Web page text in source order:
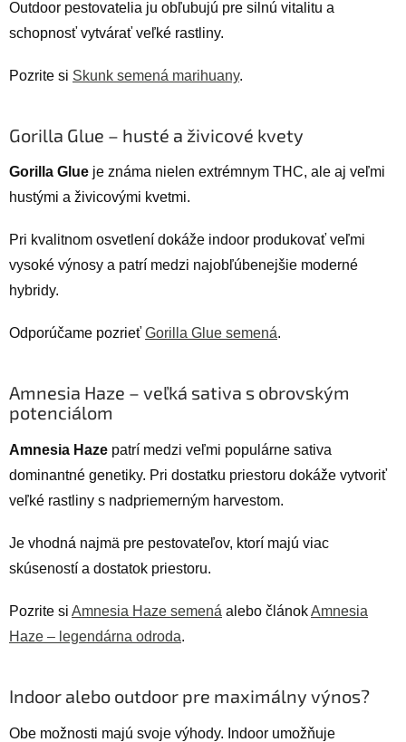
Outdoor pestovatelia ju obľubujú pre silnú vitalitu a
schopnosť vytvárať veľké rastliny.
Pozrite si Skunk semená marihuany.
Gorilla Glue – husté a živicové kvety
Gorilla Glue je známa nielen extrémnym THC, ale aj veľmi
hustými a živicovými kvetmi.
Pri kvalitnom osvetlení dokáže indoor produkovať veľmi
vysoké výnosy a patrí medzi najobľúbenejšie moderné
hybridy.
Odporúčame pozrieť Gorilla Glue semená.
Amnesia Haze – veľká sativa s obrovským
potenciálom
Amnesia Haze patrí medzi veľmi populárne sativa
dominantné genetiky. Pri dostatku priestoru dokáže vytvoriť
veľké rastliny s nadpriemerným harvestom.
Je vhodná najmä pre pestovateľov, ktorí majú viac
skúseností a dostatok priestoru.
Pozrite si Amnesia Haze semená alebo článokAmnesia
Haze – legendárna odroda.
Indoor alebo outdoor pre maximálny výnos?
Obe možnosti majú svoje výhody. Indoor umožňuje